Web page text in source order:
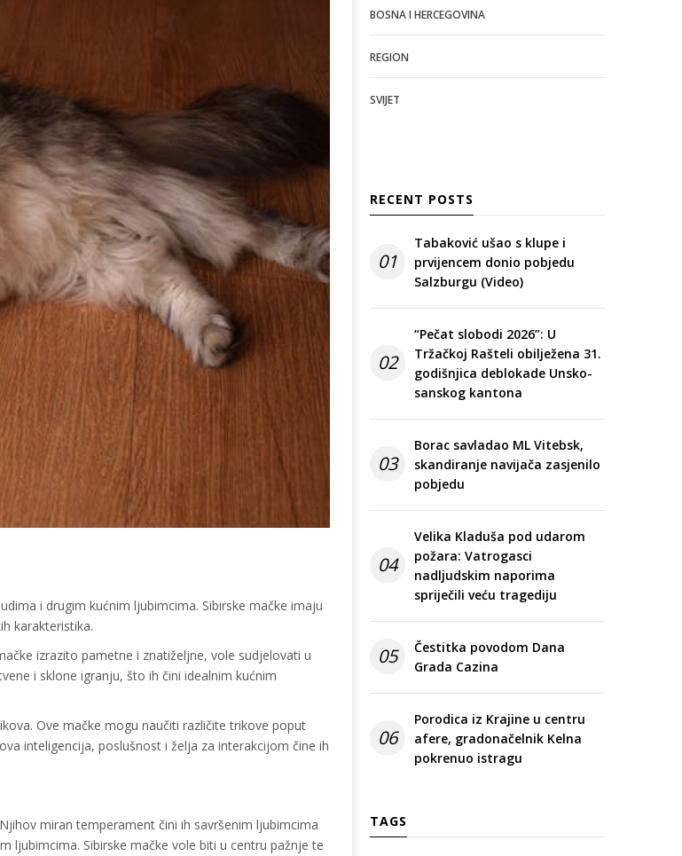
i drugim kućnim ljubimcima. Sibirske mačke imaju
karakteristika.
izrazito pametne i znatiželjne, vole sudjelovati u
i sklone igranju, što ih čini idealnim kućnim
Ove mačke mogu naučiti različite trikove poput
inteligencija, poslušnost i želja za interakcijom čine ih
miran temperament čini ih savršenim ljubimcima
ljubimcima. Sibirske mačke vole biti u centru pažnje te
BOSNA I HERCEGOVINA
REGION
SVIJET
RECENT POSTS
01
Tabaković ušao s klupe i
prvijencem donio pobjedu
Salzburgu (Video)
02
“Pečat slobodi 2026”: U
Tržačkoj Rašteli obilježena 31.
godišnjica deblokade Unsko-
sanskog kantona
03
Borac savladao ML Vitebsk,
skandiranje navijača zasjenilo
pobjedu
04
Velika Kladuša pod udarom
požara: Vatrogasci
nadljudskim naporima
spriječili veću tragediju
05
Čestitka povodom Dana
Grada Cazina
06
Porodica iz Krajine u centru
afere, gradonačelnik Kelna
pokrenuo istragu
TAGS